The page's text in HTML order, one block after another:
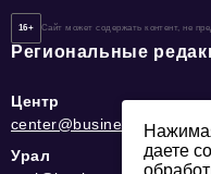
16+ Сайт может содержать контент, не
Региональные
Центр
center@business-
Урал
даете